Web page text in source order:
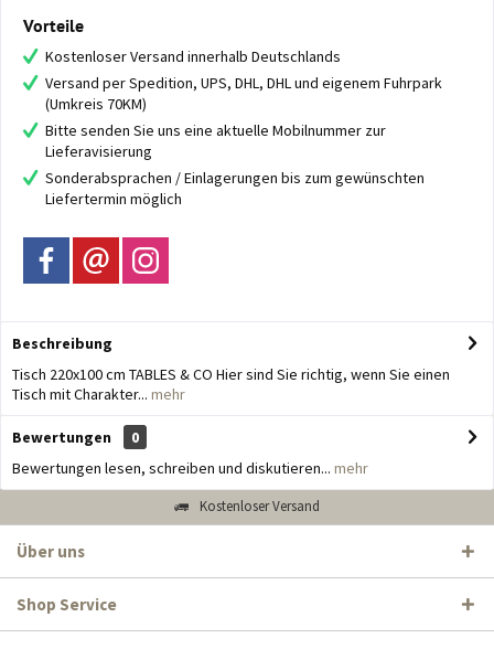
Vorteile
Kostenloser Versand innerhalb Deutschlands
Versand per Spedition, UPS, DHL, DHL und eigenem Fuhrpark
(Umkreis 70KM)
Bitte senden Sie uns eine aktuelle Mobilnummer zur
Lieferavisierung
Sonderabsprachen / Einlagerungen bis zum gewünschten
Liefertermin möglich
Beschreibung
Tisch 220x100 cm TABLES & CO Hier sind Sie richtig, wenn Sie einen
Tisch mit Charakter... mehr
Bewertungen
0
Bewertungen lesen, schreiben und diskutieren... mehr
Kostenloser Versand
Über uns
Shop Service